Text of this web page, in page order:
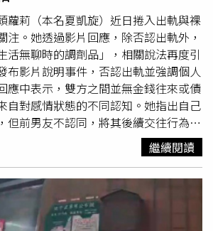
強調，退休與否不影響調查進行，後
處理，重申對性騷擾「零容忍」，絕不
蘿莉（本名夏凱旋）近日捲入出軌與裸
注。她透過影片回應，除否認出軌外，
活無聊時的調劑品」，相關說法再度引
布影片說明事件，否認出軌並強調個人
應中表示，雙方之間並無金錢往來或債
自對感情狀態的不同認知。她指出自己
但前男友不認同，將其後續交往行為解
進而產生出軌指控。針對外界關注的出
一步說明，所謂出軌是因分手認知差異
另有對象。至於裸照外流部分，狗頭蘿
並非由本人發布，而是前男友取得其手
指出，對方已因侵犯隱私及散布私密內
期。狗頭蘿莉同時再次提到，自己對
繼續閱讀